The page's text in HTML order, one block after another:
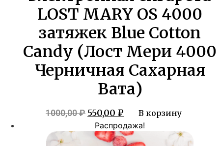
LOST MARY OS 4000
затяжек Blue Cotton
Candy (Лост Мери 4000
Черничная Сахарная
Вата)
1000,00₽ Первоначальная
цена
составляла
550,00 ₽ Текущая
цена:
550,00 ₽.
В корзину
Распродажа!